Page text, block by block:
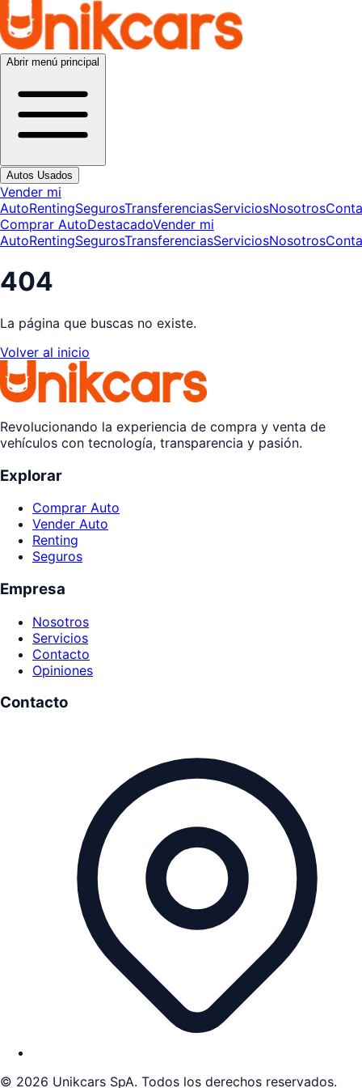
Abrir menú principal
Autos Usados
Vender mi
AutoRentingSegurosTransferenciasServiciosNosotros
Comprar AutoDestacadoVender mi
AutoRentingSegurosTransferenciasServiciosNosotros
404
La página que buscas no existe.
Volver al inicio
Revolucionando la experiencia de compra y venta de
vehículos con tecnología, transparencia y pasión.
Explorar
Comprar Auto
Vender Auto
Renting
Seguros
Empresa
Nosotros
Servicios
Contacto
Opiniones
Contacto
© 2026 Unikcars SpA. Todos los derechos reservados.